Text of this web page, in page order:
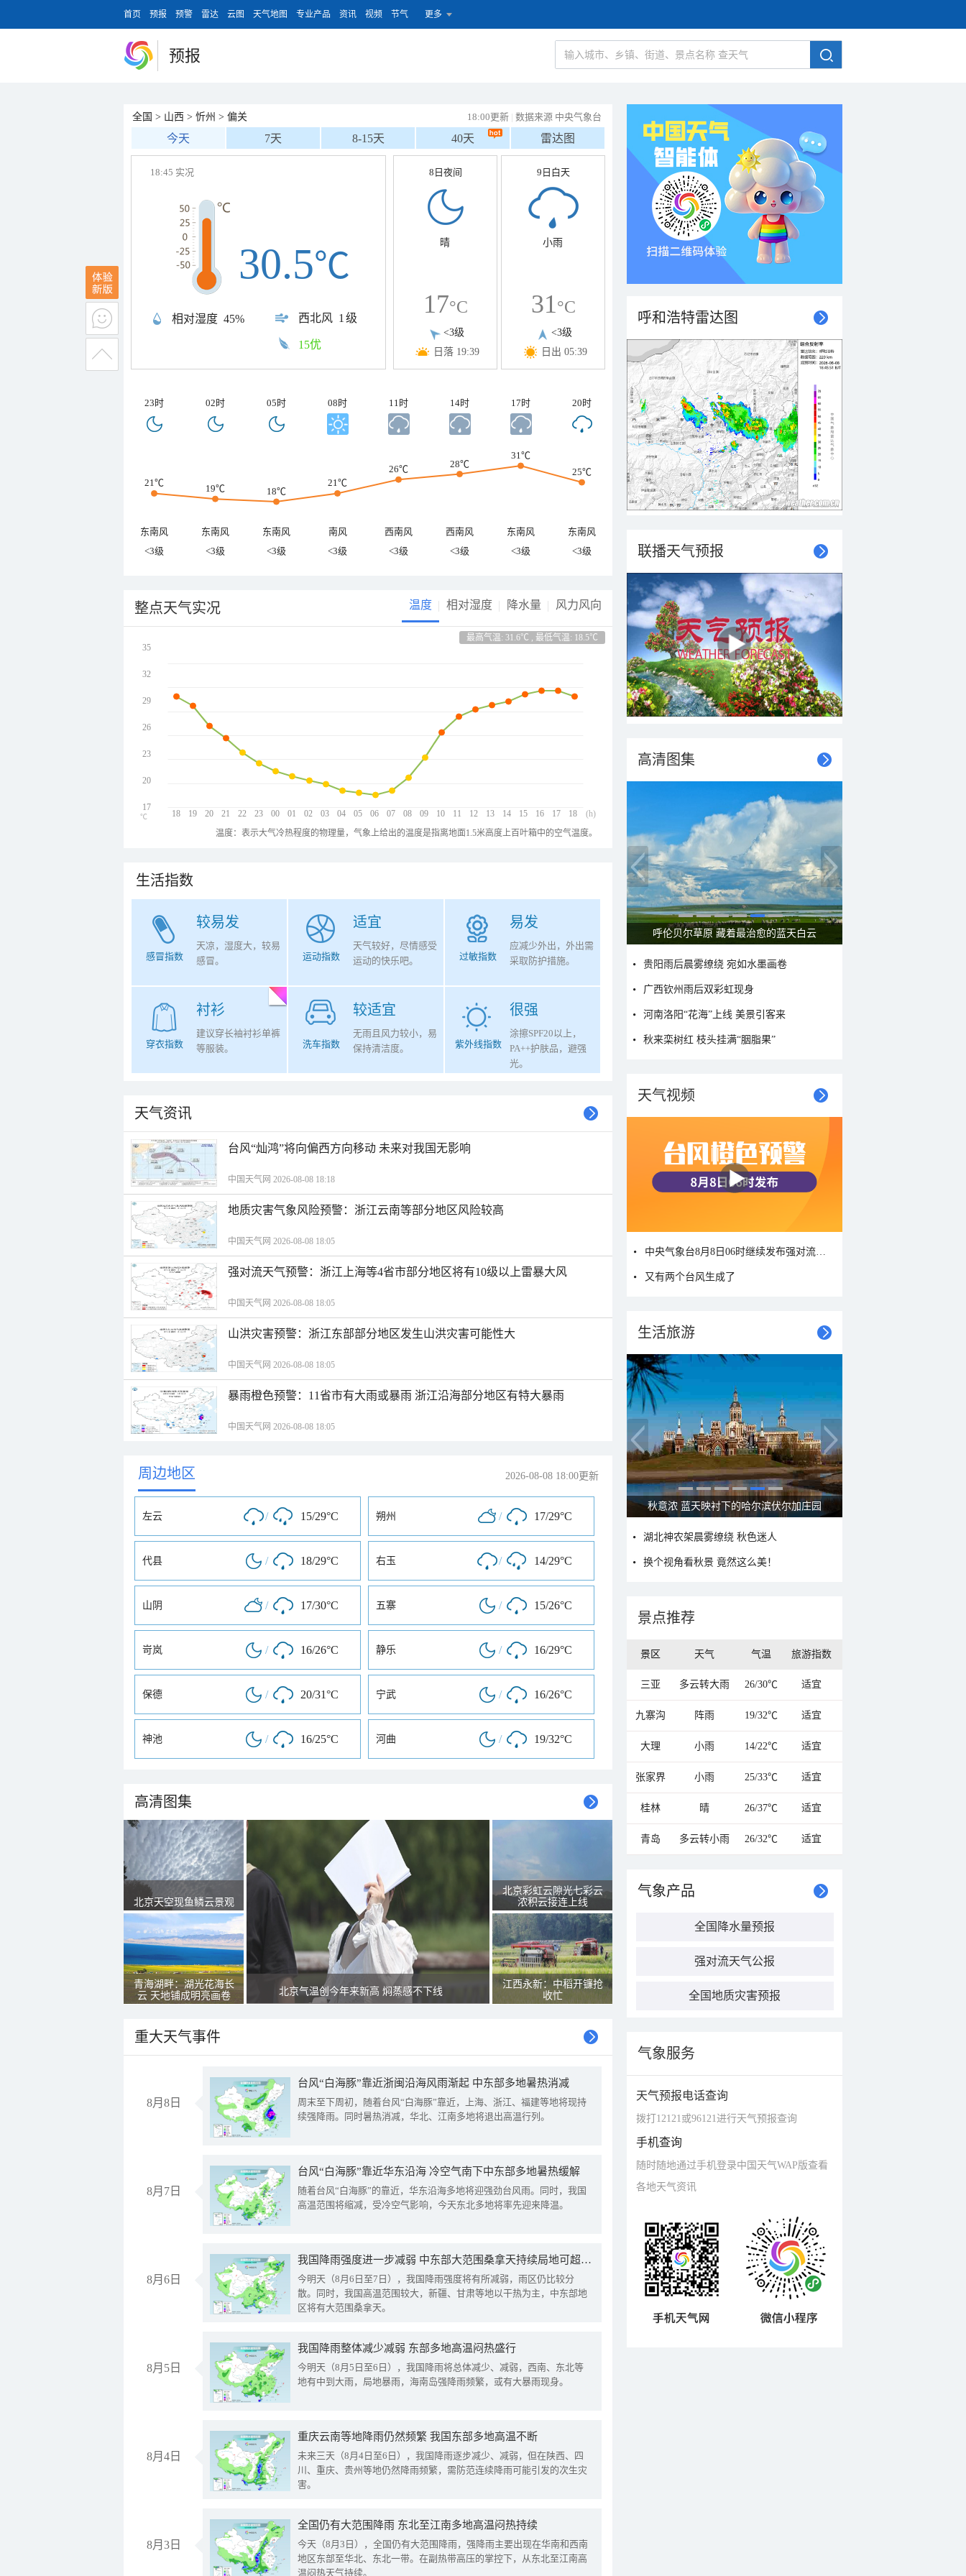
首页 预报 预警 雷达 云图 天气地图 专业产品 资讯 视频 节气 更多
预报
全国 > 山西 > 忻州 > 偏关 18:00更新 | 数据来源 中央气象台
今天 7天 8-15天 40天 雷达图
18:45 实况
相对湿度 45% 西北风 1级
30.5℃
15优
8日夜间
晴
17°C
<3级
日落 19:39
9日白天
小雨
31°C
<3级
日出 05:39
23时 02时 05时 08时 11时 14时 17时 20时
21℃
19℃ 18℃
21℃
26℃
28℃
31℃
25℃
东南风 东南风 东南风 南风 西南风 西南风 东南风
东南风
<3级
<3级 <3级 <3级 <3级 <3级 <3级 <3级
整点天气实况 温度 相对湿度 降水量 风力风向
最高气温: 31.6℃ , 最低气温: 18.5℃
18 19 20 21 22 23 00 01 02 03 04 05 06 07 08 09 10 11 12 13 14 15 16 17 18
35
32
29
26
23
20
17
(h)
℃
温度：表示大气冷热程度的物理量，气象上给出的温度是指离地面1.5米高度上百叶箱中的空气温度。
生活指数
较易发
感冒指数
天凉，湿度大，较易
感冒。
适宜
运动指数
天气较好，尽情感受
运动的快乐吧。
易发
过敏指数
应减少外出，外出需
采取防护措施。
衬衫
穿衣指数
建议穿长袖衬衫单裤
等服装。
较适宜
洗车指数
无雨且风力较小，易
保持清洁度。
很强
紫外线指数
涂擦SPF20以上，
PA++护肤品，避强
光。
天气资讯
台风“灿鸿”将向偏西方向移动 未来对我国无影响
中国天气网 2026-08-08 18:18
地质灾害气象风险预警：浙江云南等部分地区风险较高
中国天气网 2026-08-08 18:05
强对流天气预警：浙江上海等4省市部分地区将有10级以上雷暴大风
中国天气网 2026-08-08 18:05
山洪灾害预警：浙江东部部分地区发生山洪灾害可能性大
中国天气网 2026-08-08 18:05
暴雨橙色预警：11省市有大雨或暴雨 浙江沿海部分地区有特大暴雨
中国天气网 2026-08-08 18:05
周边地区 2026-08-08 18:00更新
左云 / 15/29°C 朔州 / 17/29°C
代县 / 18/29°C 右玉 / 14/29°C
山阴 / 17/30°C 五寨 / 15/26°C
岢岚 / 16/26°C 静乐 / 16/29°C
保德 / 20/31°C 宁武 / 16/26°C
神池 / 16/25°C 河曲 / 19/32°C
高清图集
北京天空现鱼鳞云景观
青海湖畔：湖光花海长
云 天地铺成明亮画卷
北京气温创今年来新高 焖蒸感不下线
北京彩虹云隙光七彩云
浓积云接连上线
江西永新：中稻开镰抢
收忙
重大天气事件
8月8日
台风“白海豚”靠近浙闽沿海风雨渐起 中东部多地暑热消减
周末至下周初，随着台风“白海豚”靠近，上海、浙江、福建等地将现持
续强降雨。同时暑热消减，华北、江南多地将退出高温行列。
8月7日
台风“白海豚”靠近华东沿海 冷空气南下中东部多地暑热缓解
随着台风“白海豚”的靠近，华东沿海多地将迎强劲台风雨。同时，我国
高温范围将缩减，受冷空气影响，今天东北多地将率先迎来降温。
8月6日
我国降雨强度进一步减弱 中东部大范围桑拿天持续局地可超38℃
今明天（8月6日至7日），我国降雨强度将有所减弱，雨区仍比较分
散。同时，我国高温范围较大，新疆、甘肃等地以干热为主，中东部地
区将有大范围桑拿天。
8月5日
我国降雨整体减少减弱 东部多地高温闷热盛行
今明天（8月5日至6日），我国降雨将总体减少、减弱，西南、东北等
地有中到大雨，局地暴雨，海南岛强降雨频繁，或有大暴雨现身。
8月4日
重庆云南等地降雨仍然频繁 我国东部多地高温不断
未来三天（8月4日至6日），我国降雨逐步减少、减弱，但在陕西、四
川、重庆、贵州等地仍然降雨频繁，需防范连续降雨可能引发的次生灾
害。
8月3日
全国仍有大范围降雨 东北至江南多地高温闷热持续
今天（8月3日），全国仍有大范围降雨，强降雨主要出现在华南和西南
地区东部至华北、东北一带。在副热带高压的掌控下，从东北至江南高
温闷热天气持续。
呼和浩特雷达图
联播天气预报
高清图集
呼伦贝尔草原 藏着最治愈的蓝天白云
贵阳雨后晨雾缭绕 宛如水墨画卷
广西钦州雨后双彩虹现身
河南洛阳“花海”上线 美景引客来
秋来栾树红 枝头挂满“胭脂果”
天气视频
又有两个台风生成了
生活旅游
秋意浓 蓝天映衬下的哈尔滨伏尔加庄园
湖北神农架晨雾缭绕 秋色迷人
换个视角看秋景 竟然这么美！
景点推荐
景区 天气 气温 旅游指数
三亚 多云转大雨 26/30℃ 适宜
九寨沟 阵雨 19/32℃ 适宜
大理 小雨 14/22℃ 适宜
张家界 小雨 25/33℃ 适宜
桂林 晴 26/37℃ 适宜
青岛 多云转小雨 26/32℃ 适宜
气象产品
全国降水量预报
强对流天气公报
全国地质灾害预报
气象服务
天气预报电话查询
拨打12121或96121进行天气预报查询
手机查询
随时随地通过手机登录中国天气WAP版查看
各地天气资讯